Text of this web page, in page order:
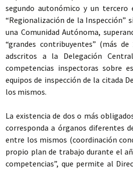
segundo autonómico y un tercero
“Regionalización de la
una Comunidad Autónoma,
“grandes contribuyentes” (más
adscritos a la Delegación
competencias inspectoras sobre
equipos de inspección de la citada
los mismos.
La existencia de dos o más
corresponda a órganos diferentes
entre los mismos (coordinación
propio plan de trabajo durante el
competencias”, que permite al